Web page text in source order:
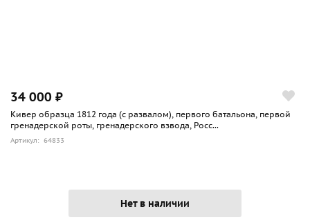
34 000 ₽
Кивер образца 1812 года (с развалом), первого батальона, первой
гренадерской роты, гренадерского взвода, Росс...
Артикул: 64833
Нет в наличии